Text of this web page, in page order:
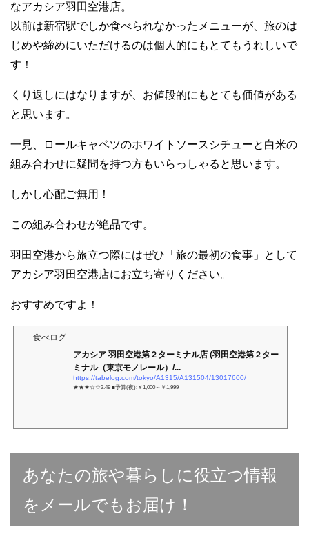
なアカシア羽田空港店。
以前は新宿駅でしか食べられなかったメニューが、旅のは
じめや締めにいただけるのは個人的にもとてもうれしいで
す！
くり返しにはなりますが、お値段的にもとても価値がある
と思います。
一見、ロールキャベツのホワイトソースシチューと白米の
組み合わせに疑問を持つ方もいらっしゃると思います。
しかし心配ご無用！
この組み合わせが絶品です。
羽田空港から旅立つ際にはぜひ「旅の最初の食事」として
アカシア羽田空港店にお立ち寄りください。
おすすめですよ！
食べログ
アカシア 羽田空港第２ターミナル店 (羽田空港第２ター
ミナル（東京モノレール）/...
https://tabelog.com/tokyo/A1315/A131504/13017600/
★★★☆☆3.49 ■予算(夜):￥1,000～￥1,999
あなたの旅や暮らしに役立つ情報
をメールでもお届け！